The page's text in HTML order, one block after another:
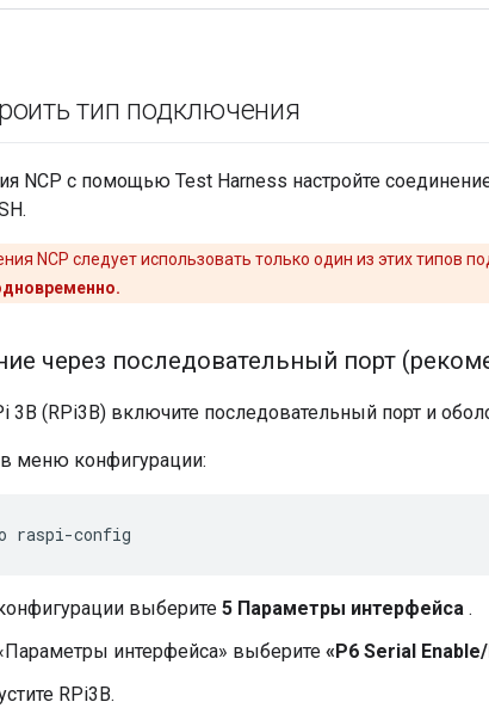
тип подключения
NCP с помощью Test Harness настройте
NCP следует использовать только один из этих типов
через последовательный порт
3B (RPi3B) включите последовательный порт и
меню конфигурации:
raspi-config
выберите 5 Параметры интерфейса .
интерфейса» выберите «P6 Serial
RPi3B.